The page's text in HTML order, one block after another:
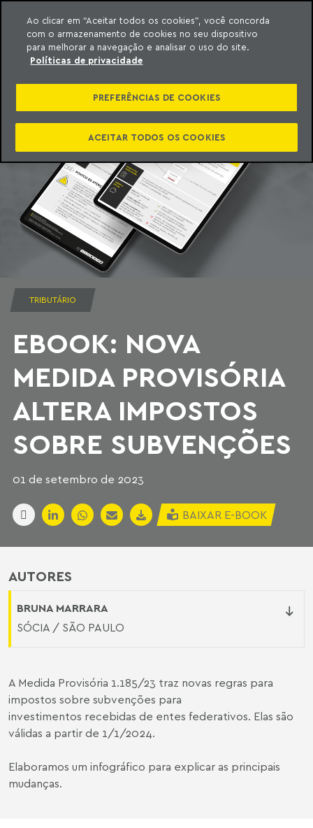
o conteúdo
Machado Meyer
TRIBUTÁRIO
EBOOK: NOVA
MEDIDA PROVISÓRIA
ALTERA IMPOSTOS
SOBRE SUBVENÇÕES
01 de setembro de 2023
BAIXAR E-BOOK
AUTORES
BRUNA MARRARA
SÓCIA / SÃO PAULO
A Medida Provisória 1.185/23 traz novas regras para
impostos sobre subvenções para
investimentos recebidas de entes federativos. Elas são
válidas a partir de 1/1/2024.
Elaboramos um infográfico para explicar as principais
mudanças.
Ao clicar em “Aceitar todos os cookies”, você concorda
com o armazenamento de cookies no seu dispositivo
para melhorar a navegação e analisar o uso do site.
Políticas de privacidade
PREFERÊNCIAS DE COOKIES
ACEITAR TODOS OS COOKIES